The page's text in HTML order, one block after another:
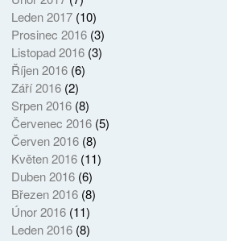
Leden 2017(10)
Prosinec 2016(3)
Listopad 2016(3)
Říjen 2016(6)
Září 2016(2)
Srpen 2016(8)
Červenec 2016(5)
Červen 2016(8)
Květen 2016(11)
Duben 2016(6)
Březen 2016(8)
Únor 2016(11)
Leden 2016(8)